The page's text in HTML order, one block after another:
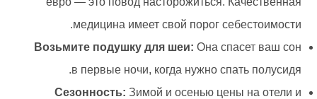
медицина имеет свой порог себестоимости.
Возьмите подушку для шеи: Она спасет ваш сон
в первые ночи, когда нужно спать полусидя.
Сезонность: Зимой и осенью цены на отели и